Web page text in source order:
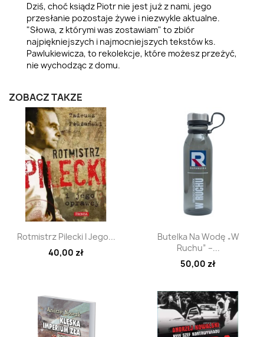
Dziś, choć ksiądz Piotr nie jest już z nami, jego
przesłanie pozostaje żywe i niezwykle aktualne.
"Słowa, z którymi was zostawiam" to zbiór
najpiękniejszych i najmocniejszych tekstów ks.
Pawlukiewicza, to rekolekcje, które możesz przeżyć,
nie wychodząc z domu.
ZOBACZ TAKŻE
Szybki podgląd
Rotmistrz Pilecki I Jego...
40,00 zł
Szybki podgląd
Butelka Na Wodę „W
Ruchu” –...
50,00 zł